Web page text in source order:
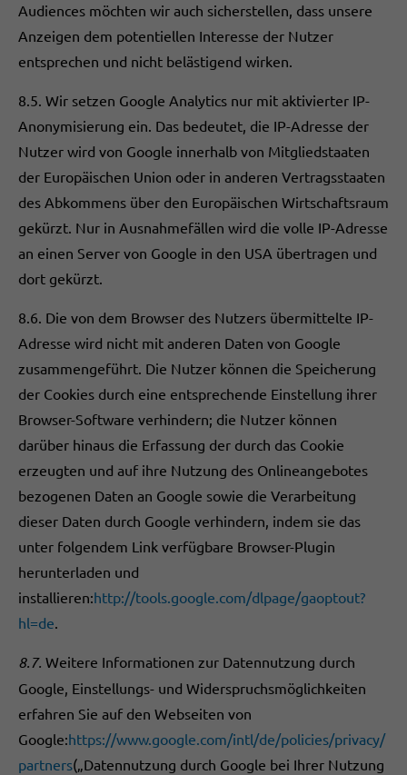
Audiences möchten wir auch sicherstellen, dass unsere
Anzeigen dem potentiellen Interesse der Nutzer
entsprechen und nicht belästigend wirken.
8.5. Wir setzen Google Analytics nur mit aktivierter IP-
Anonymisierung ein. Das bedeutet, die IP-Adresse der
Nutzer wird von Google innerhalb von Mitgliedstaaten
der Europäischen Union oder in anderen Vertragsstaaten
des Abkommens über den Europäischen Wirtschaftsraum
gekürzt. Nur in Ausnahmefällen wird die volle IP-Adresse
an einen Server von Google in den USA übertragen und
dort gekürzt.
8.6. Die von dem Browser des Nutzers übermittelte IP-
Adresse wird nicht mit anderen Daten von Google
zusammengeführt. Die Nutzer können die Speicherung
der Cookies durch eine entsprechende Einstellung ihrer
Browser-Software verhindern; die Nutzer können
darüber hinaus die Erfassung der durch das Cookie
erzeugten und auf ihre Nutzung des Onlineangebotes
bezogenen Daten an Google sowie die Verarbeitung
dieser Daten durch Google verhindern, indem sie das
unter folgendem Link verfügbare Browser-Plugin
herunterladen und
installieren:http://tools.google.com/dlpage/gaoptout?
hl=de.
8.7. Weitere Informationen zur Datennutzung durch
Google, Einstellungs- und Widerspruchsmöglichkeiten
erfahren Sie auf den Webseiten von
Google:https://www.google.com/intl/de/policies/privacy/
partners(„Datennutzung durch Google bei Ihrer Nutzung